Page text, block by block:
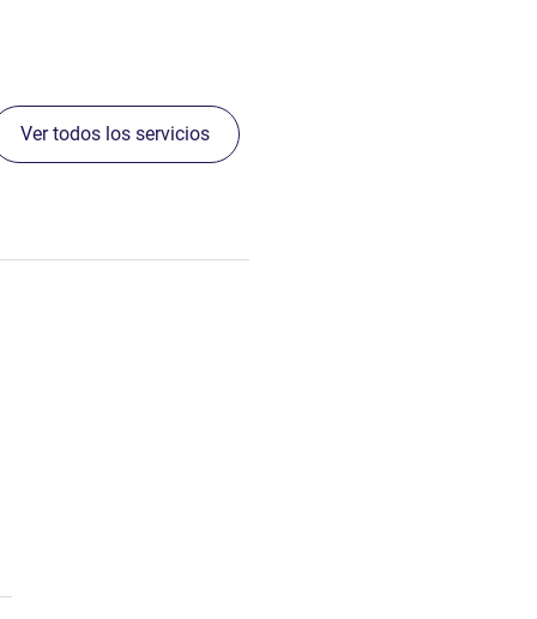
Ver todos los servicios